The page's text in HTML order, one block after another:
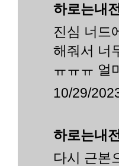
하로는내
진심 너드
해줘서 너
ㅠㅠㅠ 얼
10/29/
하로는내
다시 근본